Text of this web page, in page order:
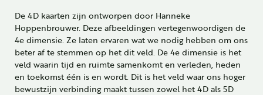
De 4D kaarten zijn ontworpen door Hanneke
Hoppenbrouwer. Deze afbeeldingen vertegenwoordigen de
4e dimensie. Ze laten ervaren wat we nodig hebben om ons
beter af te stemmen op het dit veld. De 4e dimensie is het
veld waarin tijd en ruimte samenkomt en verleden, heden
en toekomst één is en wordt. Dit is het veld waar ons hoger
bewustzijn verbinding maakt tussen zowel het 4D als 5D